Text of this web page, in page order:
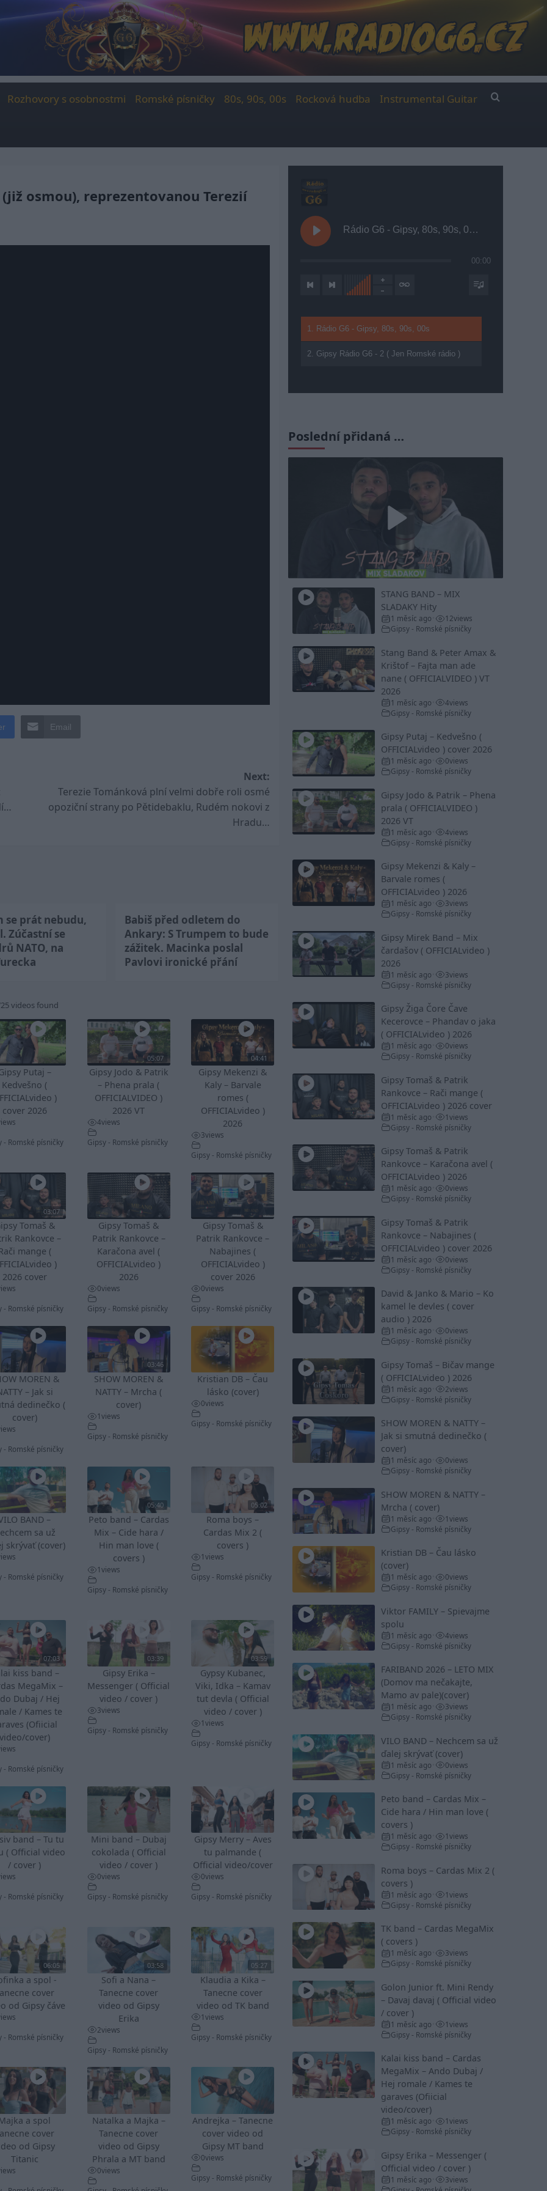
Rozhovory s osobnostmi Romské písničky 80s, 90s, 00s Rocková hudba Instrumental Guitar
osmou), reprezentovanou Terezií
Email
Next:
Terezie Tománková plní velmi dobře roli osmé
opoziční strany po Pětidebaklu, Rudém nokovi z
Hradu…
se prát nebudu,
Zúčastní se
NATO, na
Babiš před odletem do
Ankary: S Trumpem to bude
zážitek. Macinka poslal
Pavlovi ironické přání
videos found
Putaj –
Kedvešno (
)
cover 2026
- Romské písničky
05:07
Gipsy Jodo & Patrik
– Phena prala (
OFFICIALVIDEO )
2026 VT
4views
Gipsy - Romské písničky
04:41
Gipsy Mekenzi &
Kaly – Barvale
romes (
OFFICIALvideo )
2026
3views
Gipsy - Romské písničky
03:07
Tomaš &
Rankovce –
mange (
)
2026 cover
- Romské písničky
Gipsy Tomaš &
Patrik Rankovce –
Karačona avel (
OFFICIALvideo )
2026
0views
Gipsy - Romské písničky
Gipsy Tomaš &
Patrik Rankovce –
Nabajines (
OFFICIALvideo )
cover 2026
0views
Gipsy - Romské písničky
MOREN &
– Jak si
dedinečko (
cover)
- Romské písničky
03:46
SHOW MOREN &
NATTY – Mrcha (
cover)
1views
Gipsy - Romské písničky
Kristian DB – Čau
lásko (cover)
0views
Gipsy - Romské písničky
BAND –
sa už
skrývať (cover)
- Romské písničky
05:40
Peto band – Cardas
Mix – Cide hara /
Hin man love (
covers )
1views
Gipsy - Romské písničky
05:02
Roma boys –
Cardas Mix 2 (
covers )
1views
Gipsy - Romské písničky
07:03
kiss band –
MegaMix –
Dubaj / Hej
/ Kames te
(Ofiicial
video/cover)
- Romské písničky
03:39
Gipsy Erika –
Messenger ( Official
video / cover )
3views
Gipsy - Romské písničky
03:59
Gypsy Kubanec,
Viki, Idka – Kamav
tut devla ( Official
video / cover )
1views
Gipsy - Romské písničky
band – Tu tu
( Official video
/ cover )
- Romské písničky
Mini band – Dubaj
cokolada ( Official
video / cover )
0views
Gipsy - Romské písničky
Gipsy Merry – Aves
tu palmande (
Official video/cover
0views
Gipsy - Romské písničky
06:05
a spol -
cover
od Gipsy čáve
- Romské písničky
03:58
Sofi a Nana –
Tanecne cover
video od Gipsy
Erika
2views
Gipsy - Romské písničky
05:27
Klaudia a Kika –
Tanecne cover
video od TK band
1views
Gipsy - Romské písničky
a spol
cover
od Gipsy
Titanic
Natalka a Majka –
Tanecne cover
video od Gipsy
Phrala a MT band
0views
Andrejka – Tanecne
cover video od
Gipsy MT band
0views
Gipsy - Romské písničky
Rádio G6 - Gipsy, 80s, 90s, 00s
00:00
1. Rádio G6 - Gipsy, 80s, 90s, 00s
2. Gipsy Rádio G6 - 2 ( Jen Romské rádio )
Poslední přidaná …
Play
Video
STANG BAND – MIX
SLADAKY Hity
1 měsíc ago 12views
Gipsy - Romské písničky
Stang Band & Peter Amax &
Krištof – Fajta man ade
nane ( OFFICIALVIDEO ) VT
2026
1 měsíc ago 4views
Gipsy - Romské písničky
Gipsy Putaj – Kedvešno (
OFFICIALvideo ) cover 2026
1 měsíc ago 0views
Gipsy - Romské písničky
Gipsy Jodo & Patrik – Phena
prala ( OFFICIALVIDEO )
2026 VT
1 měsíc ago 4views
Gipsy - Romské písničky
Gipsy Mekenzi & Kaly –
Barvale romes (
OFFICIALvideo ) 2026
1 měsíc ago 3views
Gipsy - Romské písničky
Gipsy Mirek Band – Mix
čardašov ( OFFICIALvideo )
2026
1 měsíc ago 3views
Gipsy - Romské písničky
Gipsy Žiga Čore Čave
Kecerovce – Phandav o jaka
( OFFICIALvideo ) 2026
1 měsíc ago 0views
Gipsy - Romské písničky
Gipsy Tomaš & Patrik
Rankovce – Rači mange (
OFFICIALvideo ) 2026 cover
1 měsíc ago 1views
Gipsy - Romské písničky
Gipsy Tomaš & Patrik
Rankovce – Karačona avel (
OFFICIALvideo ) 2026
1 měsíc ago 0views
Gipsy - Romské písničky
Gipsy Tomaš & Patrik
Rankovce – Nabajines (
OFFICIALvideo ) cover 2026
1 měsíc ago 0views
Gipsy - Romské písničky
David & Janko & Mario – Ko
kamel le devles ( cover
audio ) 2026
1 měsíc ago 0views
Gipsy - Romské písničky
Gipsy Tomaš – Bičav mange
( OFFICIALvideo ) 2026
1 měsíc ago 2views
Gipsy - Romské písničky
SHOW MOREN & NATTY –
Jak si smutná dedinečko (
cover)
1 měsíc ago 0views
Gipsy - Romské písničky
SHOW MOREN & NATTY –
Mrcha ( cover)
1 měsíc ago 1views
Gipsy - Romské písničky
Kristian DB – Čau lásko
(cover)
1 měsíc ago 0views
Gipsy - Romské písničky
Viktor FAMILY – Spievajme
spolu
1 měsíc ago 4views
Gipsy - Romské písničky
FARIBAND 2026 – LETO MIX
(Domov ma nečakajte,
Mamo av pale)(cover)
1 měsíc ago 3views
Gipsy - Romské písničky
VILO BAND – Nechcem sa už
ďalej skrývať (cover)
1 měsíc ago 0views
Gipsy - Romské písničky
Peto band – Cardas Mix –
Cide hara / Hin man love (
covers )
1 měsíc ago 1views
Gipsy - Romské písničky
Roma boys – Cardas Mix 2 (
covers )
1 měsíc ago 1views
Gipsy - Romské písničky
TK band – Cardas MegaMix
( covers )
1 měsíc ago 3views
Gipsy - Romské písničky
Golon Junior ft. Mini Rendy
– Davaj davaj ( Official video
/ cover )
1 měsíc ago 1views
Gipsy - Romské písničky
Kalai kiss band – Cardas
MegaMix – Ando Dubaj /
Hej romale / Kames te
garaves (Ofiicial
video/cover)
1 měsíc ago 1views
Gipsy - Romské písničky
Gipsy Erika – Messenger (
Official video / cover )
1 měsíc ago 3views